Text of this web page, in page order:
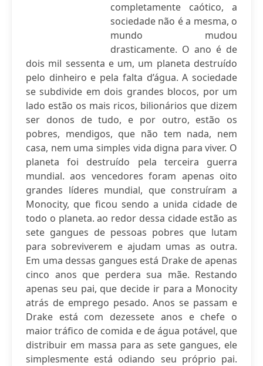
completamente caótico, a
sociedade não é a mesma, o
mundo mudou
drasticamente. O ano é de
dois mil sessenta e um, um planeta destruído
pelo dinheiro e pela falta d’água. A sociedade
se subdivide em dois grandes blocos, por um
lado estão os mais ricos, bilionários que dizem
ser donos de tudo, e por outro, estão os
pobres, mendigos, que não tem nada, nem
casa, nem uma simples vida digna para viver. O
planeta foi destruído pela terceira guerra
mundial. aos vencedores foram apenas oito
grandes líderes mundial, que construíram a
Monocity, que ficou sendo a unida cidade de
todo o planeta. ao redor dessa cidade estão as
sete gangues de pessoas pobres que lutam
para sobreviverem e ajudam umas as outra.
Em uma dessas gangues está Drake de apenas
cinco anos que perdera sua mãe. Restando
apenas seu pai, que decide ir para a Monocity
atrás de emprego pesado. Anos se passam e
Drake está com dezessete anos e chefe o
maior tráfico de comida e de água potável, que
distribuir em massa para as sete gangues, ele
simplesmente está odiando seu próprio pai.